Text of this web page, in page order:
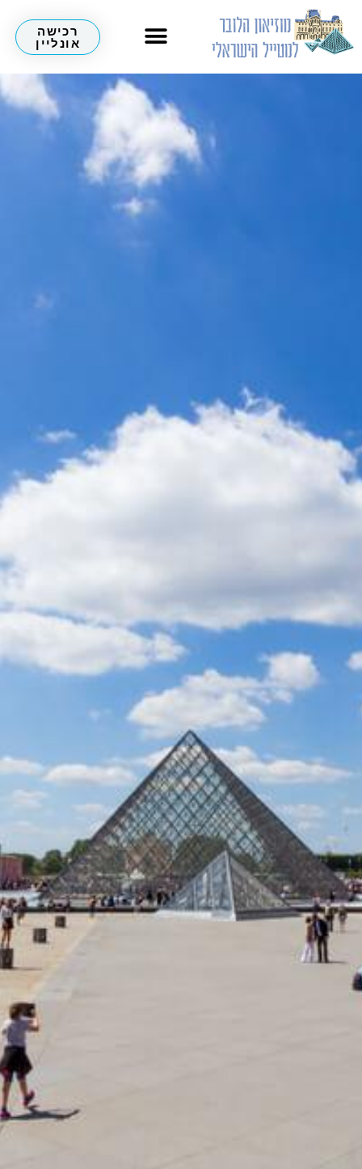
רכישה
אונליין